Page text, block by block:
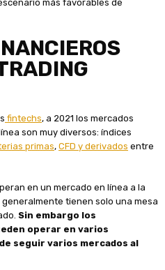
más favorables de
fintechs, a 2021 los mercados
son muy diversos: índices
primas, CFD y derivados entre
en un mercado en línea a la
tienen solo una mesa
Sin embargo los
operar en varios
seguir varios mercados al